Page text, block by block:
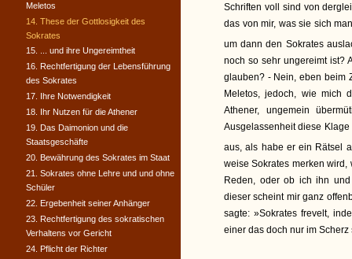
Schriften voll sind von
das von mir, was sie sich
um dann den Sokrates
noch so sehr ungereimt ist?
glauben? - Nein, eben beim
Meletos, jedoch, wie mich
Athener, ungemein
Ausgelassenheit diese
aus, als habe er ein Rätsel
weise Sokrates merken
Reden, oder ob ich ihn
dieser scheint mir ganz
sagte: »Sokrates frevelt,
einer das doch nur im Scherz
Meletos
14. These der Gottlosigkeit des
Sokrates
15. ... und ihre Ungereimtheit
16. Rechtfertigung der Lebensführung
des Sokrates
17. Ihre Notwendigkeit
18. Ihr Nutzen für die Athener
19. Das Daimonion und die
Staatsgeschäfte
20. Bewährung des Sokrates im Staat
21. Sokrates ohne Lehre und und ohne
Schüler
22. Ergebenheit seiner Anhänger
23. Rechtfertigung des sokratischen
Verhaltens vor Gericht
24. Pflicht der Richter